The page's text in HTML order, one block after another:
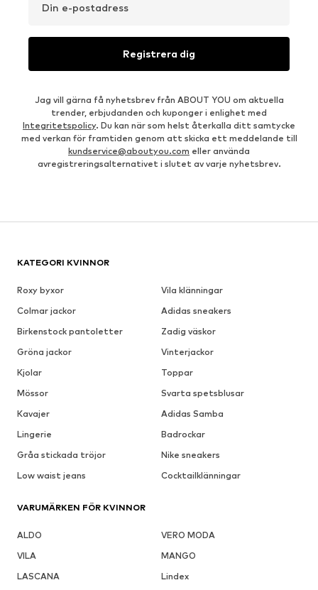
Din e-postadress
Registrera dig
Jag vill gärna få nyhetsbrev från ABOUT YOU om aktuella
trender, erbjudanden och kuponger i enlighet med
Integritetspolicy. Du kan när som helst återkalla ditt samtycke
med verkan för framtiden genom att skicka ett meddelande till
kundservice@aboutyou.com eller använda
avregistreringsalternativet i slutet av varje nyhetsbrev.
KATEGORI KVINNOR
Roxy byxor
Vila klänningar
Colmar jackor
Adidas sneakers
Birkenstock pantoletter
Zadig väskor
Gröna jackor
Vinterjackor
Kjolar
Toppar
Mössor
Svarta spetsblusar
Kavajer
Adidas Samba
Lingerie
Badrockar
Gråa stickada tröjor
Nike sneakers
Low waist jeans
Cocktailklänningar
VARUMÄRKEN FÖR KVINNOR
ALDO
VERO MODA
VILA
MANGO
LASCANA
Lindex